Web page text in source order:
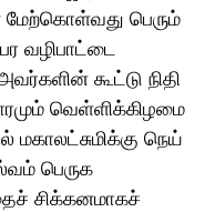
மேற்கொள்வது பெரும்
வழிபாட்டை
கூட்டு நிதி
வெள்ளிக்கிழமை
நெய்
பெருக
சிக்கனமாகச்